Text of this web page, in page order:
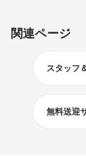
関連ページ
スタッフ
無料送迎